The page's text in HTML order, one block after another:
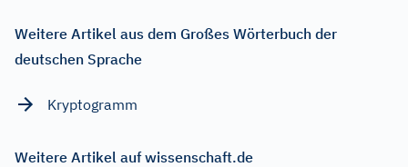
Weitere Artikel aus dem Großes Wörterbuch der
deutschen Sprache
Kryptogramm
Weitere Artikel auf wissenschaft.de